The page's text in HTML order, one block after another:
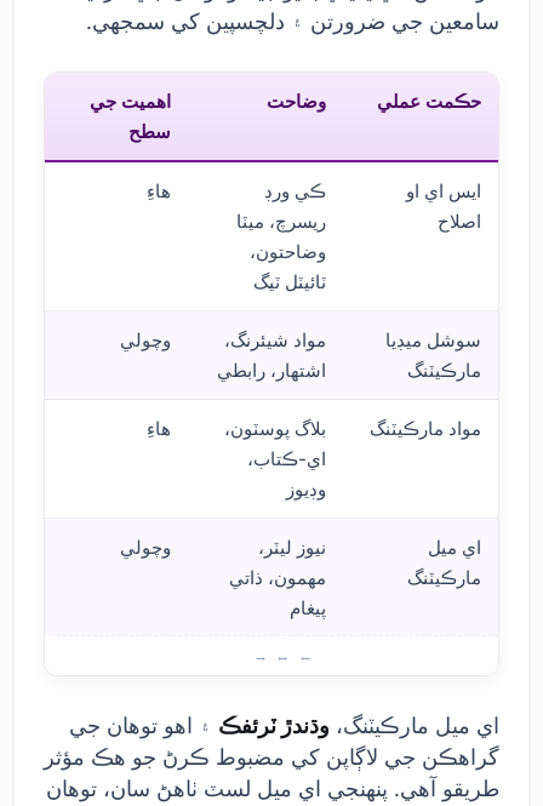
سامعين جي ضرورتن ۽ دلچسپين کي سمجهي.
حڪمت عملي وضاحت
اهميت جي
سطح
ايس اي او
اصلاح
ڪي ورڊ
ريسرچ، ميٽا
وضاحتون،
ٽائيٽل ٽيگ
هاءِ
سوشل ميڊيا
مارڪيٽنگ
مواد شيئرنگ،
اشتهار، رابطي
وچولي
مواد مارڪيٽنگ
بلاگ پوسٽون،
اي-ڪتاب،
وڊيوز
هاءِ
اي ميل
مارڪيٽنگ
نيوز ليٽر،
مهمون، ذاتي
پيغام
وچولي
اي ميل مارڪيٽنگ، وڌندڙ ٽرئفڪ ۽ اهو توهان جي
گراهڪن جي لاڳاپن کي مضبوط ڪرڻ جو هڪ مؤثر
طريقو آهي. پنهنجي اي ميل لسٽ ٺاهڻ سان، توهان